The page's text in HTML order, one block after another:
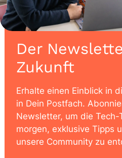
Der
Zukunft
Erhalte einen Einblick in
in Dein Postfach.
Newsletter, um die Tech-
morgen, exklusive Tipps
unsere Community zu